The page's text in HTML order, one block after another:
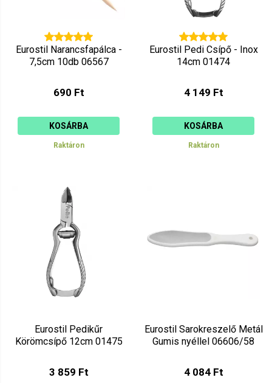
Eurostil Narancsfapálca -
7,5cm 10db 06567
690 Ft
KOSÁRBA
Raktáron
Eurostil Pedi Csípő - Inox
14cm 01474
4 149 Ft
KOSÁRBA
Raktáron
Eurostil Pedikűr
Körömcsípő 12cm 01475
3 859 Ft
Eurostil Sarokreszelő Metál
Gumis nyéllel 06606/58
4 084 Ft